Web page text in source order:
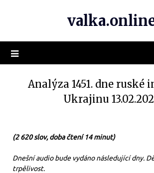
Analýza 1451. dne ruské
Ukrajinu
(2 620 slov, doba čtení 14 minut)
Dnešní audio bude vydáno následující dny.
trpělivost.